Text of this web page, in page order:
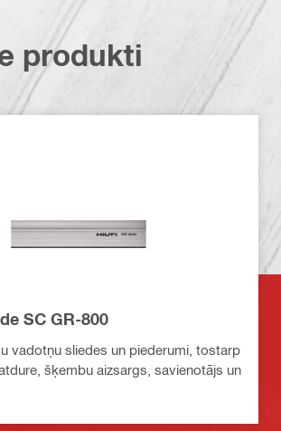
produkti
SC GR-800
vadotņu sliedes un piederumi, tostarp
šķembu aizsargs, savienotājs un